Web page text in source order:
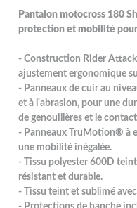
Pantalon motocross 180
protection et mobilité
- Construction Rider
ajustement ergonomique
- Panneaux de cuir au
et à l'abrasion, pour une
de genouillères et le
- Panneaux TruMotion® à
une mobilité inégalée.
- Tissu polyester 600D
résistant et durable.
- Tissu teint et sublimé